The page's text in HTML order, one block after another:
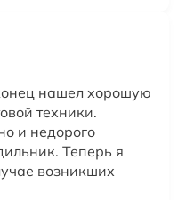
нашел хорошую
техники.
и недорого
Теперь я
возникших